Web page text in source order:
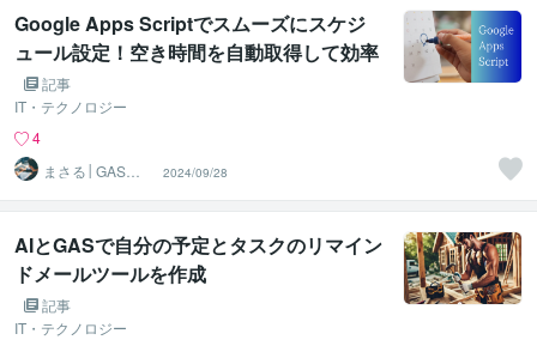
Google Apps Scriptでスムーズにスケジ
ュール設定！空き時間を自動取得して効率
アップ
記事
IT・テクノロジー
4
まさる│GAS業
務効率化コンサ
ルタント
2024/09/28
AIとGASで自分の予定とタスクのリマイン
ドメールツールを作成
記事
IT・テクノロジー